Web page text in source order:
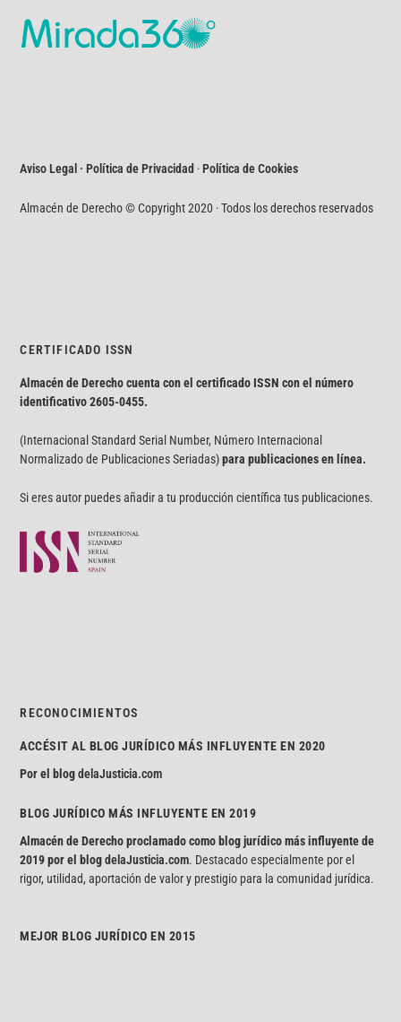
Aviso Legal · Política de Privacidad ·Política de Cookies
Almacén de Derecho © Copyright 2020 · Todos los derechos reservados
CERTIFICADO ISSN
Almacén de Derecho cuenta con el certificado ISSN con el número
identificativo2605-0455.
(Internacional Standard Serial Number, Número Internacional
Normalizado de Publicaciones Seriadas)para publicaciones en línea.
Si eres autor puedes añadir a tu producción científica tus publicaciones.
RECONOCIMIENTOS
ACCÉSIT AL BLOG JURÍDICO MÁS INFLUYENTE EN 2020
Por el blogdelaJusticia.com
BLOG JURÍDICO MÁS INFLUYENTE EN 2019
Almacén de Derecho proclamado como blog jurídico más influyente de
2019 por el blogdelaJusticia.com. Destacado especialmente por el
rigor, utilidad, aportación de valor y prestigio para la comunidad jurídica.
MEJOR BLOG JURÍDICO EN 2015